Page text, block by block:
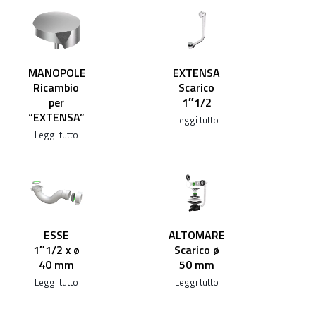
MANOPOLE
Ricambio
per
“EXTENSA”
Leggi tutto
EXTENSA
Scarico
1″1/2
Leggi tutto
ESSE
1″1/2 x ø
40 mm
Leggi tutto
ALTOMARE
Scarico ø
50 mm
Leggi tutto